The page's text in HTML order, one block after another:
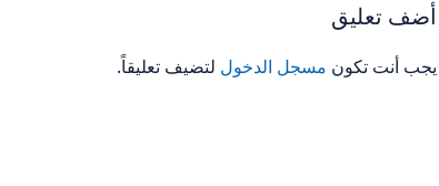
أضف تعليق
يجب أنت تكون مسجل الدخول لتضيف تعليقاً.